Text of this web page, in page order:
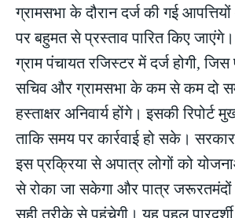
ग्रामसभा के दौरान दर्ज की गई
पर बहुमत से प्रस्ताव पारित किए जाएंगे।
ग्राम पंचायत रजिस्टर में दर्ज होगी,
सचिव और ग्रामसभा के कम से कम दो
हस्ताक्षर अनिवार्य होंगे। इसकी रिपोर्ट
ताकि समय पर कार्रवाई हो सके।
इस प्रक्रिया से अपात्र लोगों को
से रोका जा सकेगा और पात्र
सही तरीके से पहुंचेगी। यह पहल